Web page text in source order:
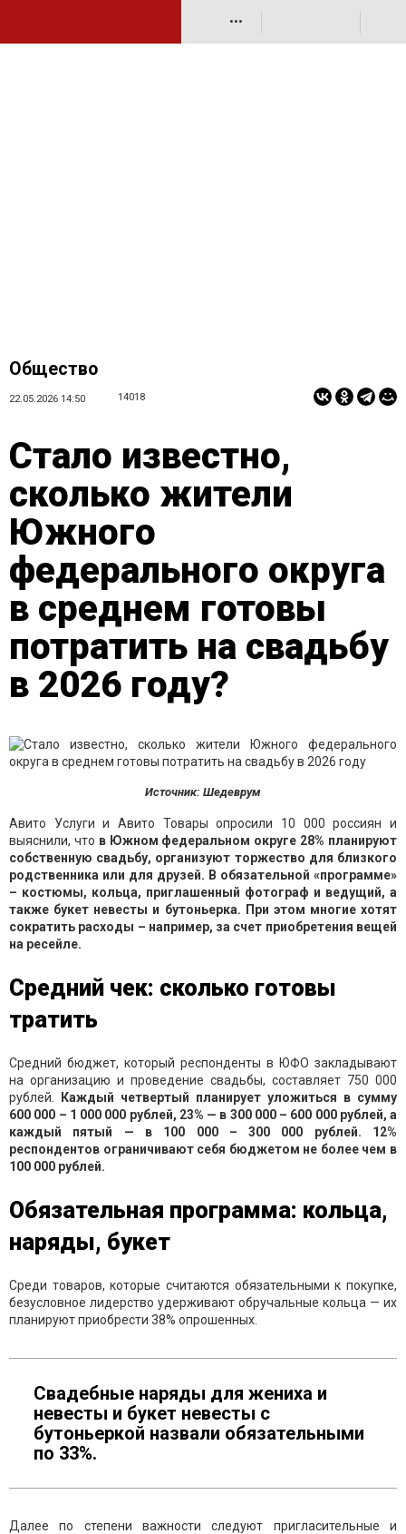
•••
Общество
22.05.2026 14:50 14018
Стало известно,
cколько жители
Южного
федерального округа
в среднем готовы
потратить на свадьбу
в 2026 году?
Источник: Шедеврум
Авито Услуги и Авито Товары опросили 10 000 россиян и
выяснили, что в Южном федеральном округе 28% планируют
собственную свадьбу, организуют торжество для близкого
родственника или для друзей. В обязательной «программе»
– костюмы, кольца, приглашенный фотограф и ведущий, а
также букет невесты и бутоньерка. При этом многие хотят
сократить расходы – например, за счет приобретения вещей
на ресейле.
Средний чек: сколько готовы
тратить
Средний бюджет, который респонденты в ЮФО закладывают
на организацию и проведение свадьбы, составляет 750 000
рублей.
Каждый четвертый планирует уложиться в сумму
600 000 – 1 000 000 рублей, 23% — в 300 000 – 600 000 рублей, а
каждый пятый — в 100 000 – 300 000 рублей. 12%
респондентов ограничивают себя бюджетом не более чем в
100 000 рублей.
Обязательная программа: кольца,
наряды, букет
Среди товаров, которые считаются обязательными к покупке,
безусловное лидерство удерживают обручальные кольца — их
планируют приобрести 38% опрошенных.
Свадебные наряды для жениха и
невесты и букет невесты с
бутоньеркой назвали обязательными
по 33%.
Далее по степени важности следуют пригласительные и